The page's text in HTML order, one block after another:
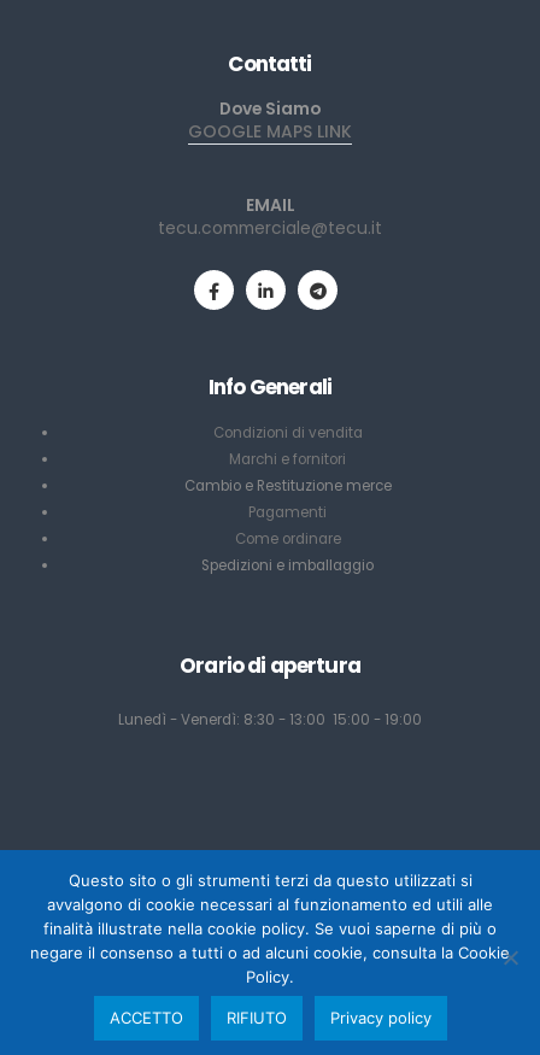
Contatti
Dove Siamo
GOOGLE MAPS LINK
EMAIL
tecu.commerciale@tecu.it
Info Generali
Condizioni di vendita
Marchi e fornitori
Cambio e Restituzione merce
Pagamenti
Come ordinare
Spedizioni e imballaggio
Orario di apertura
Lunedì - Venerdì: 8:30 - 13:00 15:00 - 19:00
Powered by Mediacom Design - Antonio Palumbo
Questo sito o gli strumenti terzi da questo utilizzati si
avvalgono di cookie necessari al funzionamento ed utili alle
finalità illustrate nella cookie policy. Se vuoi saperne di più o
negare il consenso a tutti o ad alcuni cookie, consulta la Cookie
Policy.
ACCETTO RIFIUTO Privacy policy